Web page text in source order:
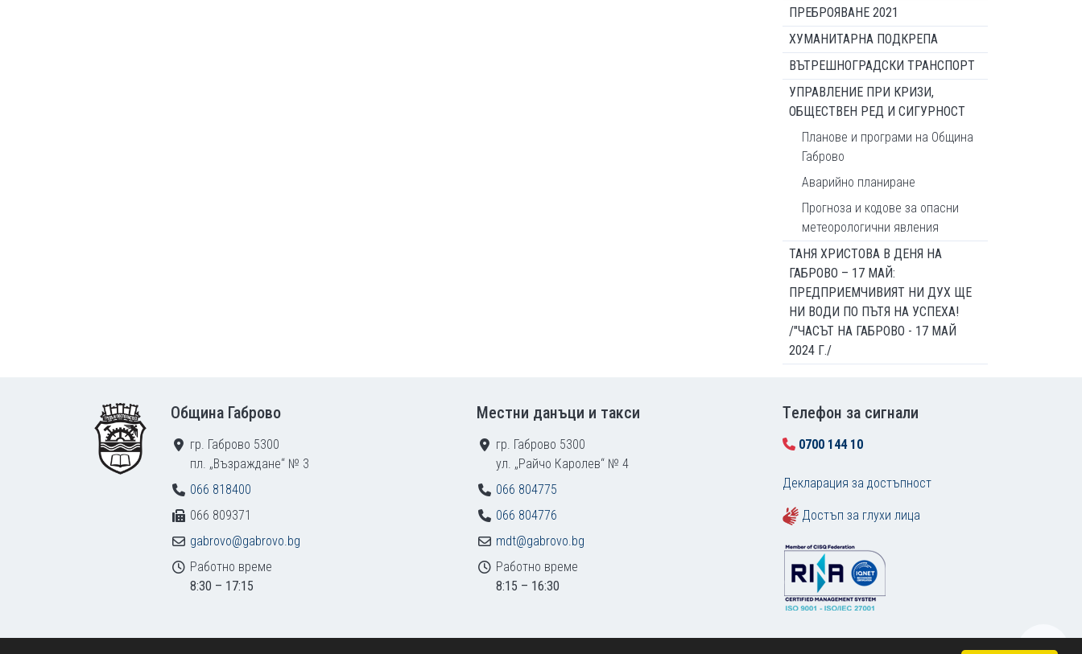
ПРЕБРОЯВАНЕ 2021
ХУМАНИТАРНА ПОДКРЕПА
ВЪТРЕШНОГРАДСКИ ТРАНСПОРТ
УПРАВЛЕНИЕ ПРИ КРИЗИ,
ОБЩЕСТВЕН РЕД И СИГУРНОСТ
Планове и програми на Община
Габрово
Аварийно планиране
Прогноза и кодове за опасни
метеорологични явления
ТАНЯ ХРИСТОВА В ДЕНЯ НА
ГАБРОВО – 17 МАЙ:
ПРЕДПРИЕМЧИВИЯТ НИ ДУХ ЩЕ
НИ ВОДИ ПО ПЪТЯ НА УСПЕХА!
/"ЧАСЪТ НА ГАБРОВО - 17 МАЙ
2024 Г./
Община Габрово
гр. Габрово 5300
пл. „Възраждане“ № 3
066 818400
066 809371
gabrovo@gabrovo.bg
Работно време
8:30 – 17:15
Местни данъци и такси
гр. Габрово 5300
ул. „Райчо Каролев“ № 4
066 804775
066 804776
mdt@gabrovo.bg
Работно време
8:15 – 16:30
Tелефон за сигнали
0700 144 10
Декларация за достъпност
Достъп за глухи лица